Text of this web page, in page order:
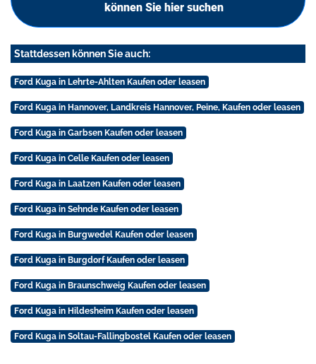
können Sie hier suchen
Stattdessen können Sie auch:
Ford Kuga in Lehrte-Ahlten Kaufen oder leasen
Ford Kuga in Hannover, Landkreis Hannover, Peine, Kaufen oder leasen
Ford Kuga in Garbsen Kaufen oder leasen
Ford Kuga in Celle Kaufen oder leasen
Ford Kuga in Laatzen Kaufen oder leasen
Ford Kuga in Sehnde Kaufen oder leasen
Ford Kuga in Burgwedel Kaufen oder leasen
Ford Kuga in Burgdorf Kaufen oder leasen
Ford Kuga in Braunschweig Kaufen oder leasen
Ford Kuga in Hildesheim Kaufen oder leasen
Ford Kuga in Soltau-Fallingbostel Kaufen oder leasen